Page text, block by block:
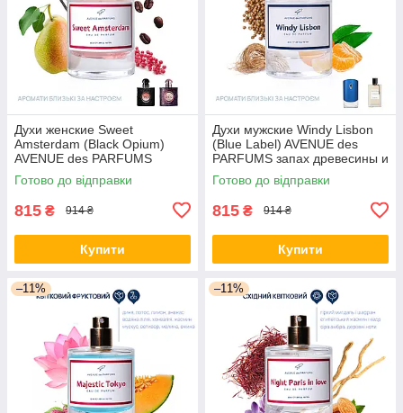
Духи женские Sweet
Amsterdam (Black Opium)
AVENUE des PARFUMS
парфюм пряні, східні
Готово до відправки
815 ₴ 914 ₴
Купити
Духи мужские Windy Lisbon
(Blue Label) AVENUE des
PARFUMS запах древесины и
пряностей.
Готово до відправки
815 ₴ 914 ₴
Купити
–11% –11%